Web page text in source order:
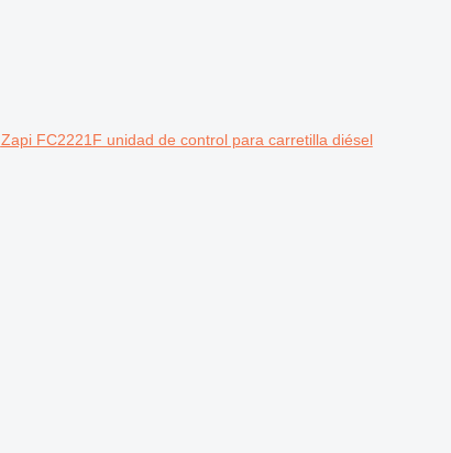
Zapi FC2221F unidad de control para carretilla diésel